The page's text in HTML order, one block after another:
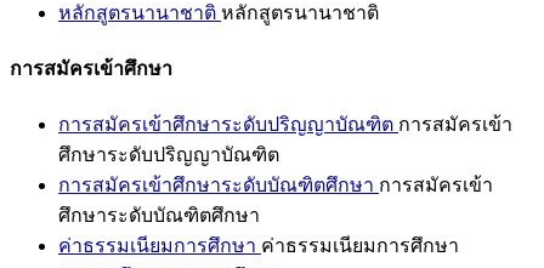
หลักสูตรนานาชาติ หลักสูตรนานาชาติ
การสมัครเข้าศึกษา
การสมัครเข้าศึกษาระดับปริญญาบัณฑิต การสมัครเข้า
ศึกษาระดับปริญญาบัณฑิต
การสมัครเข้าศึกษาระดับบัณฑิตศึกษา การสมัครเข้า
ศึกษาระดับบัณฑิตศึกษา
ค่าธรรมเนียมการศึกษา ค่าธรรมเนียมการศึกษา